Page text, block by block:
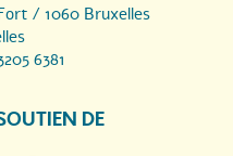
/ 1060 Bruxelles
6381
DE